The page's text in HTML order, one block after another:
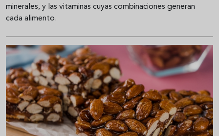
minerales, y las vitaminas cuyas combinaciones generan
cada alimento.